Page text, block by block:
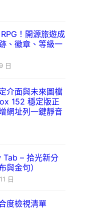
！開源旅遊成
、徽章、等級一
日
介面與未來圖檔
152 穩定版正
網址列一鍵靜音
– 拾光新分
與金句）
日
度檢視清單